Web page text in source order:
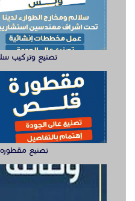
تصنيع وتركيب
تصنيع